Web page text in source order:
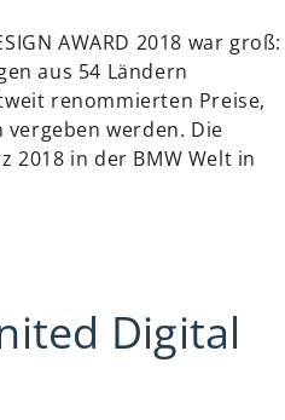
AWARD 2018 war groß:
aus 54 Ländern
renommierten Preise,
vergeben werden. Die
2018 in der BMW Welt in
Digital